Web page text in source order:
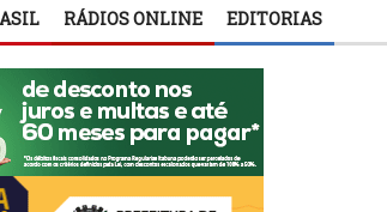
RÁDIOS ONLINE EDITORIAS